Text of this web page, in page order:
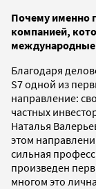
Почему именно
компанией,
международные
Благодаря
S7 одной из
направление:
частных
Наталья
этом
сильная
произведен
многом это